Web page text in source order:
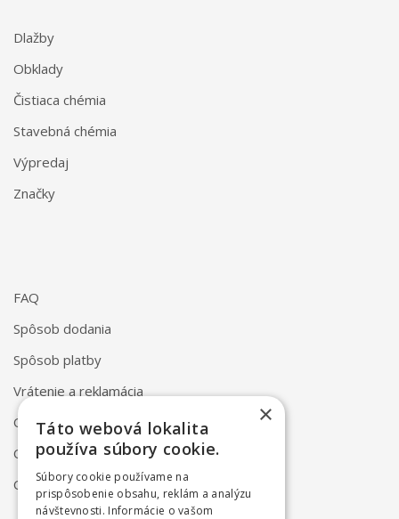
Dlažby
Obklady
Čistiaca chémia
Stavebná chémia
Výpredaj
Značky
FAQ
Spôsob dodania
Spôsob platby
Vrátenie a reklamácia
Odstúpenie od zmluvy online
Obchodné podmienky
Ochrana osobných údajov
×
Táto webová lokalita
používa súbory cookie.
Súbory cookie používame na
prispôsobenie obsahu, reklám a analýzu
návštevnosti. Informácie o vašom